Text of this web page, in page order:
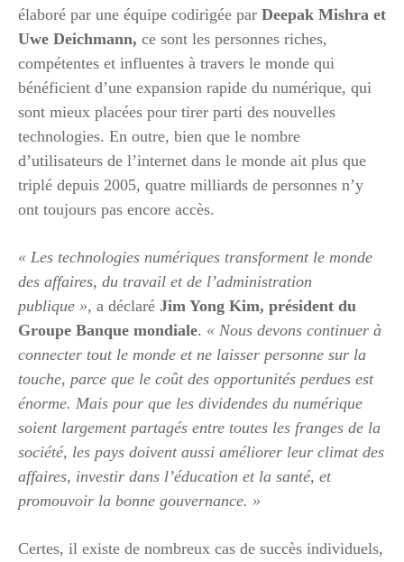
élaboré par une équipe codirigée par Deepak Mishra et
Uwe Deichmann, ce sont les personnes riches,
compétentes et influentes à travers le monde qui
bénéficient d’une expansion rapide du numérique, qui
sont mieux placées pour tirer parti des nouvelles
technologies. En outre, bien que le nombre
d’utilisateurs de l’internet dans le monde ait plus que
triplé depuis 2005, quatre milliards de personnes n’y
ont toujours pas encore accès.
« Les technologies numériques transforment le monde
des affaires, du travail et de l’administration
publique », a déclaré Jim Yong Kim, président du
Groupe Banque mondiale. « Nous devons continuer à
connecter tout le monde et ne laisser personne sur la
touche, parce que le coût des opportunités perdues est
énorme. Mais pour que les dividendes du numérique
soient largement partagés entre toutes les franges de la
société, les pays doivent aussi améliorer leur climat des
affaires, investir dans l’éducation et la santé, et
promouvoir la bonne gouvernance. »
Certes, il existe de nombreux cas de succès individuels,